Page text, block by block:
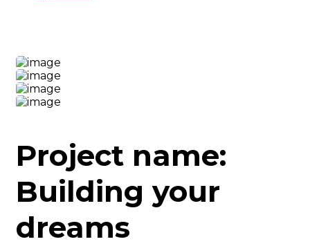
Project name:
Building your
dreams